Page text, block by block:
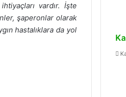
vardır. İşte
şaperonlar olarak
hastalıklara da yol